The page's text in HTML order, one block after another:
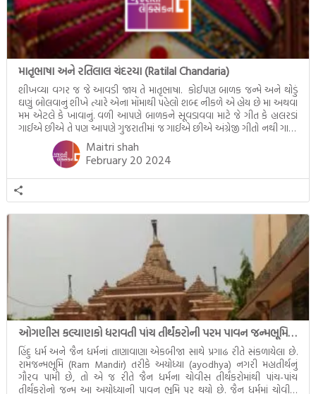
માતૃભાષા અને રતિલાલ ચંદરયા (Ratilal Chandaria)
શીખવ્યા વગર જ જે આવડી જાય તે માતૃભાષા. કોઈપણ બાળક જન્મે અને થોડું
ઘણું બોલવાનું શીખે ત્યારે એના મોંમાથી પહેલો શબ્દ નીકળે એ હોય છે મા અથવા
મમ એટલે કે ખાવાનું. વળી આપણે બાળકને સૂવડાવવા માટે જે ગીત કે હાલરડાં
ગાઈએ છીએ તે પણ આપણે ગુજરાતીમાં જ ગાઈએ છીએ અંગ્રેજી ગીતો નથી ગાતા.
આમ બાળકને […]
Maitri shah
February 20 2024
ઓગણીસ કલ્યાણકો ધરાવતી પાંચ તીર્થંકરોની પરમ પાવન જન્મભૂમિ – અયોધ્યા (Ayodhya)
હિંદુ ધર્મ અને જૈન ધર્મનાં તાણાવાણા એકબીજા સાથે પ્રગાઢ રીતે સંકળાયેલા છે.
રામજન્મભૂમિ (Ram Mandir) તરીકે અયોધ્યા (ayodhya) નગરી મહાતીર્થનું
ગૌરવ પામી છે, તો એ જ રીતે જૈન ધર્મના ચોવીસ તીર્થંકરોમાંથી પાંચ-પાંચ
તીર્થંકરોનો જન્મ આ અયોધ્યાની પાવન ભૂમિ પર થયો છે. જૈન ધર્મમાં ચોવીસ